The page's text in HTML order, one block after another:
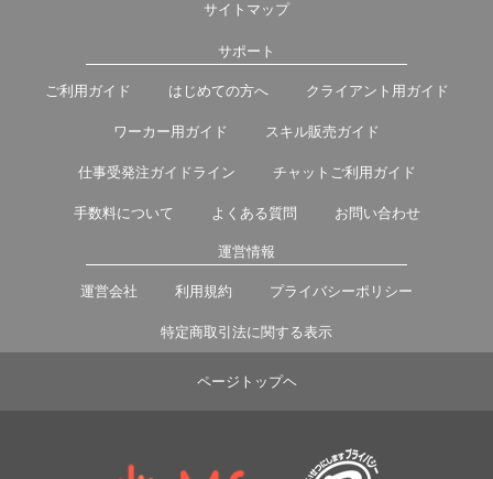
サイトマップ
サポート
ご利用ガイド はじめての方へ クライアント用ガイド
ワーカー用ガイド スキル販売ガイド
仕事受発注ガイドライン チャットご利用ガイド
手数料について よくある質問 お問い合わせ
運営情報
運営会社 利用規約 プライバシーポリシー
特定商取引法に関する表示
ページトップヘ